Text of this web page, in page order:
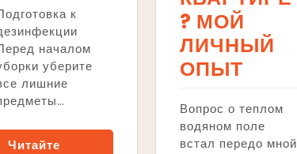
к
началом
уберите
лишние
Читайте
? МОЙ
ЛИЧНЫЙ
ОПЫТ
Вопрос о теплом
водяном поле
встал передо мной